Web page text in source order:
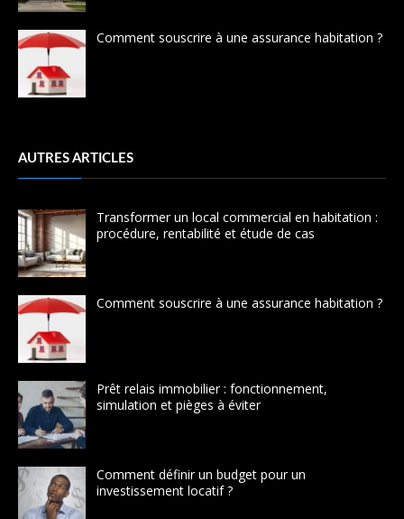
Comment souscrire à une assurance habitation ?
AUTRES ARTICLES
Transformer un local commercial en habitation :
procédure, rentabilité et étude de cas
Comment souscrire à une assurance habitation ?
Prêt relais immobilier : fonctionnement,
simulation et pièges à éviter
Comment définir un budget pour un
investissement locatif ?